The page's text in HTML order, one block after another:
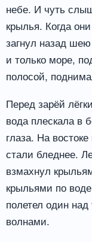
небе. И чуть
крылья. Когда
загнул назад
и только море,
полосой,
Перед зарёй
вода плескала в
глаза. На
стали бледнее.
взмахнул
крыльями по
полетел один
волнами.